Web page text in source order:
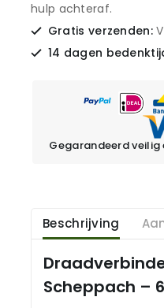
hulp achteraf.
Gratis verzenden:
14 dagen
Gegarandeerd
Beschrijving
Scheppach –